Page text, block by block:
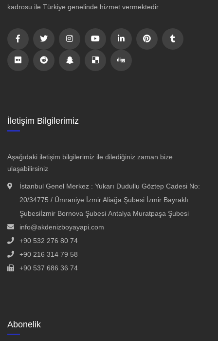
kadrosu ile Türkiye genelinde hizmet vermektedir.
İletişim Bilgilerimiz
Aşağıdaki iletişim bilgilerimiz ile dilediğiniz zaman bize
ulaşabilirsiniz
İstanbul Genel Merkez : Yukarı Dudullu Göztep Cadesi No:
20/34775 / Ümraniye İzmir Aliağa Şubesi İzmir Bayraklı
Şubesiİzmir Bornova Şubesi Antalya Muratpaşa Şubesi
info@akdenizboyayapi.com
+90 532 276 80 74
+90 216 314 79 58
+90 537 686 36 74
Abonelik